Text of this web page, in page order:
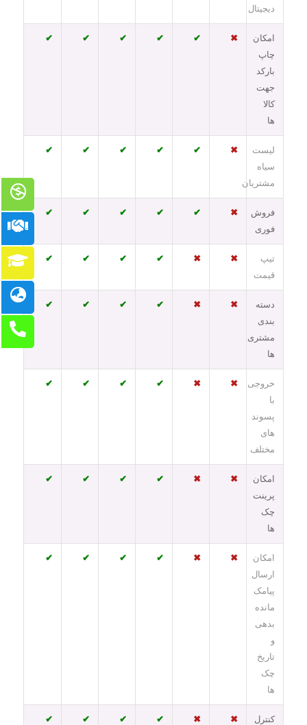
دیجیتال
امکان
چاپ
بارکد
جهت
کالا
ها
✖
✔
✔
✔
✔
✔
لیست
سیاه
مشتریان
✖
✔
✔
✔
✔
✔
فروش
فوری
✖
✔
✔
✔
✔
✔
تیپ
قیمت
✖
✖
✔
✔
✔
✔
دسته
بندی
مشتری
ها
✖
✖
✔
✔
✔
✔
خروجی
با
پسوند
های
مختلف
✖
✖
✔
✔
✔
✔
امکان
پرینت
چک
ها
✖
✖
✔
✔
✔
✔
امکان
ارسال
پیامک
مانده
بدهی
و
تاریخ
چک
ها
✖
✖
✔
✔
✔
✔
کنترل
✖
✖
✔
✔
✔
✔